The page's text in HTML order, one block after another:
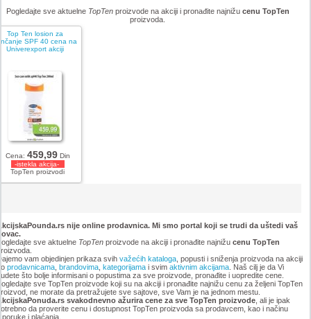
Pogledajte sve aktuelne TopTenproizvode na akciji i pronađite najnižu cenu TopTen
proizvoda.
Top Ten losion za
SPF 40 cena na
Univerexport akciji
Cena:459,99 Din
-istekla akcija-
TopTen proizvodi
nije online prodavnica. Mi smo portal koji se trudi da uštedi vaš
sve aktuelne TopTenproizvode na akciji i pronađite najnižu cenu TopTen
vam objedinjen prikaza svih važećih kataloga, popusti i sniženja proizvoda na akciji
prodavnicama, brandovima, kategorijamai svim aktivnim akcijama. Naš cilj je da Vi
što bolje informisani o popustima za sve proizvode, pronađite i uopredite cene.
sve TopTen proizvode koji su na akciji i pronađite najnižu cenu za željeni TopTen
ne morate da pretražujete sve sajtove, sve Vam je na jednom mestu.
svakodnevno ažurira cene za sve TopTen proizvode, ali je ipak
da proverite cenu i dostupnost TopTen proizvoda sa prodavcem, kao i načinu
i plaćanja.